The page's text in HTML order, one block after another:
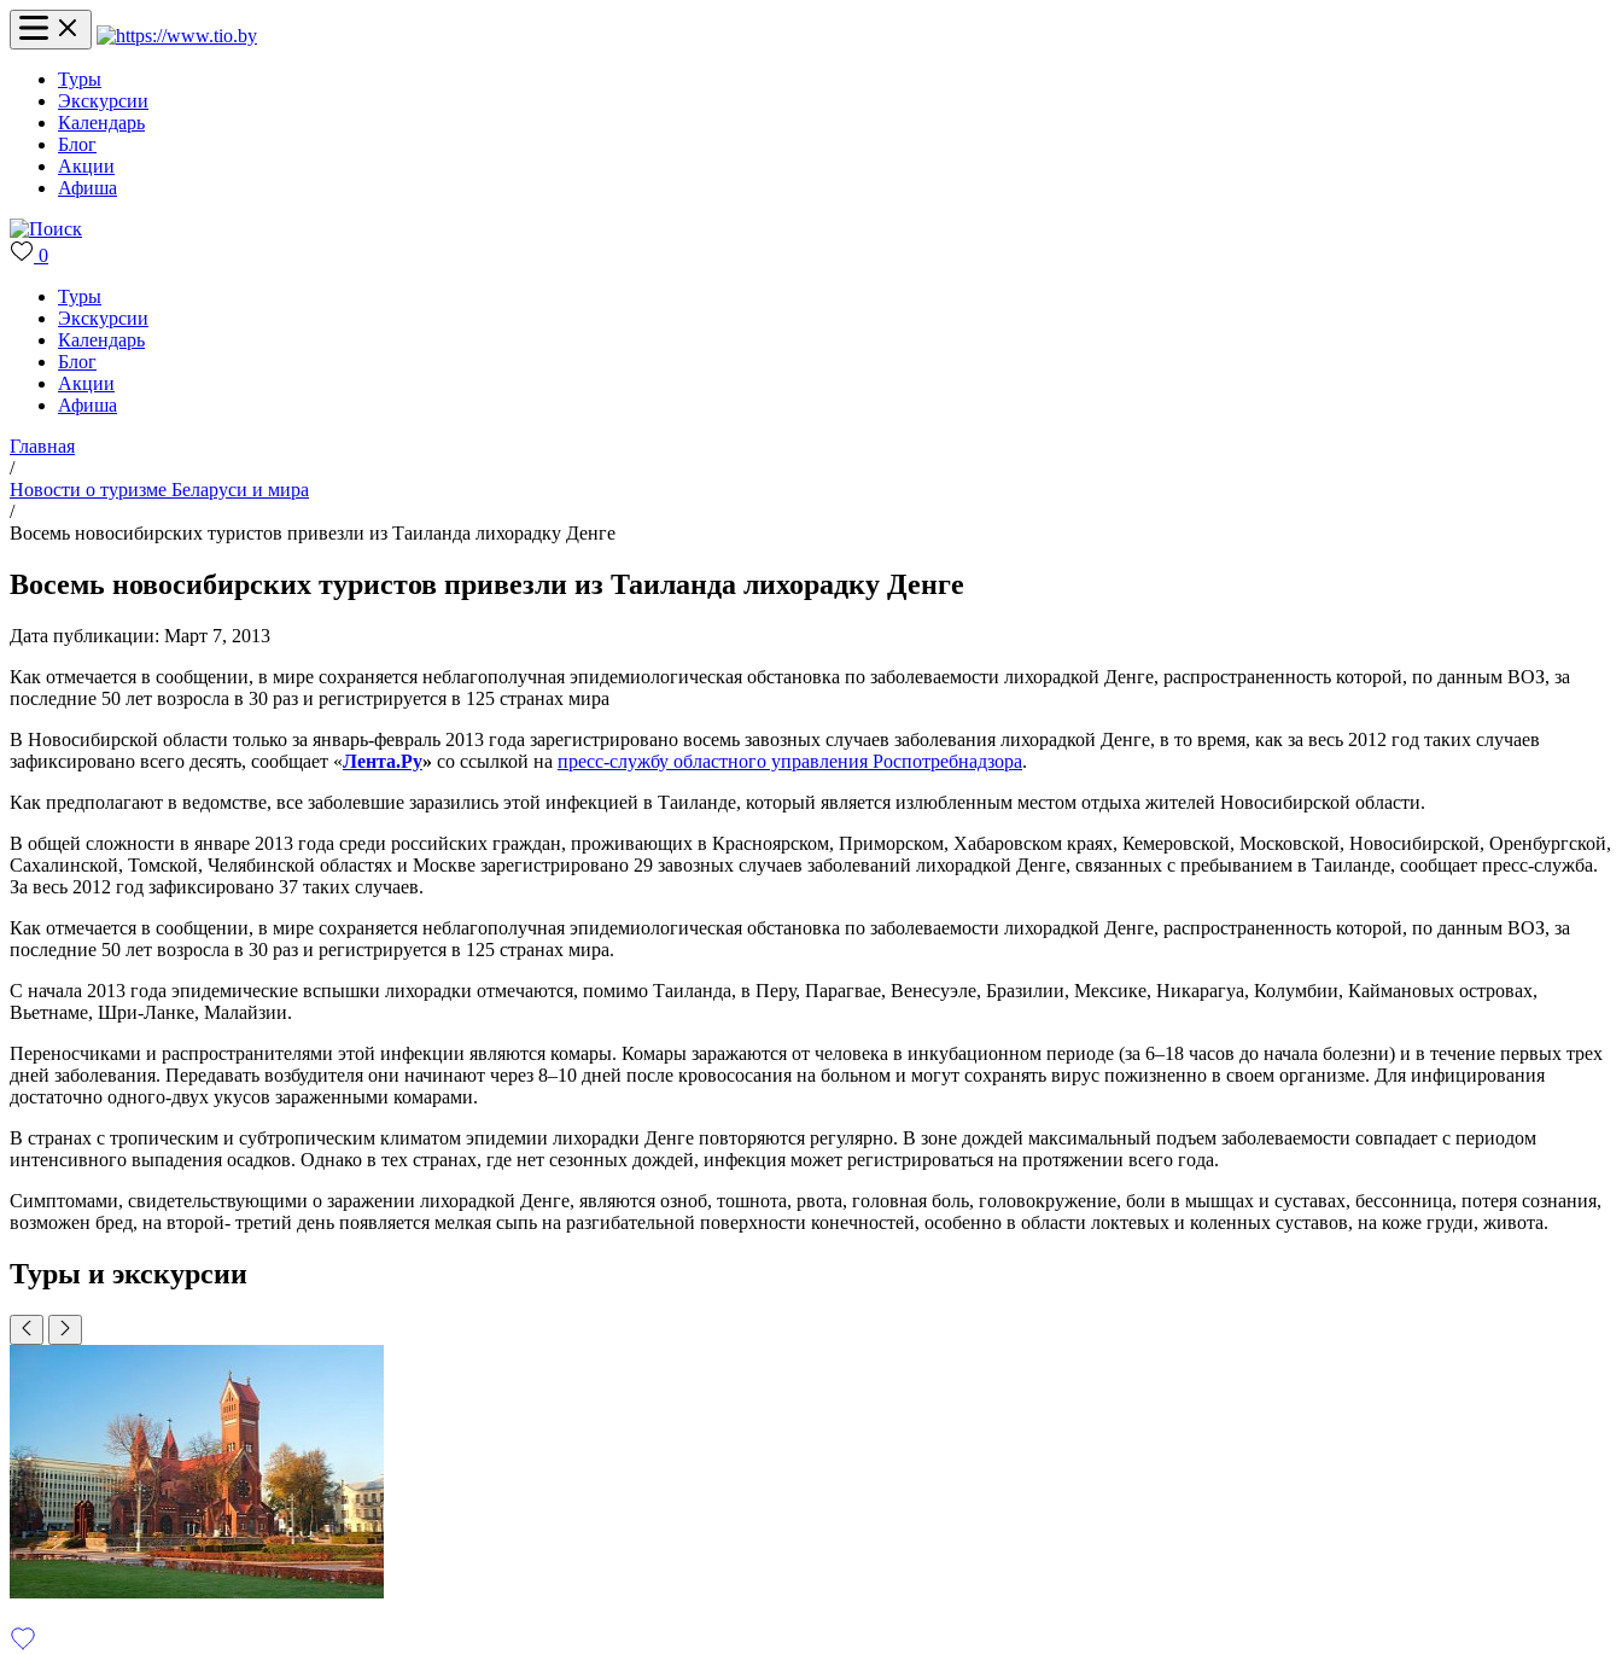
Туры
Экскурсии
Календарь
Блог
Акции
Афиша
0
Туры
Экскурсии
Календарь
Блог
Акции
Афиша
Главная
/
Новости о туризме Беларуси и мира
/
Восемь новосибирских туристов привезли из Таиланда лихорадку Денге
Восемь новосибирских туристов привезли из Таиланда лихорадку Денге
Дата публикации: Март 7, 2013
Как отмечается в сообщении, в мире сохраняется неблагополучная эпидемиологическая обстановка по заболеваемости лихорадкой Денге, распространенность которой, по данным ВОЗ, за
последние 50 лет возросла в 30 раз и регистрируется в 125 странах мира
В Новосибирской области только за январь-февраль 2013 года зарегистрировано восемь завозных случаев заболевания лихорадкой Денге, в то время, как за весь 2012 год таких случаев
зафиксировано всего десять, сообщает «Лента.Ру» со ссылкой на пресс-службу областного управления Роспотребнадзора.
Как предполагают в ведомстве, все заболевшие заразились этой инфекцией в Таиланде, который является излюбленным местом отдыха жителей Новосибирской области.
В общей сложности в январе 2013 года среди российских граждан, проживающих в Красноярском, Приморском, Хабаровском краях, Кемеровской, Московской, Новосибирской, Оренбургской,
Сахалинской, Томской, Челябинской областях и Москве зарегистрировано 29 завозных случаев заболеваний лихорадкой Денге, связанных с пребыванием в Таиланде, сообщает пресс-служба.
За весь 2012 год зафиксировано 37 таких случаев.
Как отмечается в сообщении, в мире сохраняется неблагополучная эпидемиологическая обстановка по заболеваемости лихорадкой Денге, распространенность которой, по данным ВОЗ, за
последние 50 лет возросла в 30 раз и регистрируется в 125 странах мира.
С начала 2013 года эпидемические вспышки лихорадки отмечаются, помимо Таиланда, в Перу, Парагвае, Венесуэле, Бразилии, Мексике, Никарагуа, Колумбии, Каймановых островах,
Вьетнаме, Шри-Ланке, Малайзии.
Переносчиками и распространителями этой инфекции являются комары. Комары заражаются от человека в инкубационном периоде (за 6–18 часов до начала болезни) и в течение первых трех
дней заболевания. Передавать возбудителя они начинают через 8–10 дней после кровососания на больном и могут сохранять вирус пожизненно в своем организме. Для инфицирования
достаточно одного-двух укусов зараженными комарами.
В странах с тропическим и субтропическим климатом эпидемии лихорадки Денге повторяются регулярно. В зоне дождей максимальный подъем заболеваемости совпадает с периодом
интенсивного выпадения осадков. Однако в тех странах, где нет сезонных дождей, инфекция может регистрироваться на протяжении всего года.
Симптомами, свидетельствующими о заражении лихорадкой Денге, являются озноб, тошнота, рвота, головная боль, головокружение, боли в мышцах и суставах, бессонница, потеря сознания,
возможен бред, на второй- третий день появляется мелкая сыпь на разгибательной поверхности конечностей, особенно в области локтевых и коленных суставов, на коже груди, живота.
Туры и экскурсии